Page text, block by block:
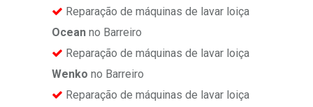
Reparação de máquinas de lavar loiça
Ocean no Barreiro
Reparação de máquinas de lavar loiça
Wenko no Barreiro
Reparação de máquinas de lavar loiça